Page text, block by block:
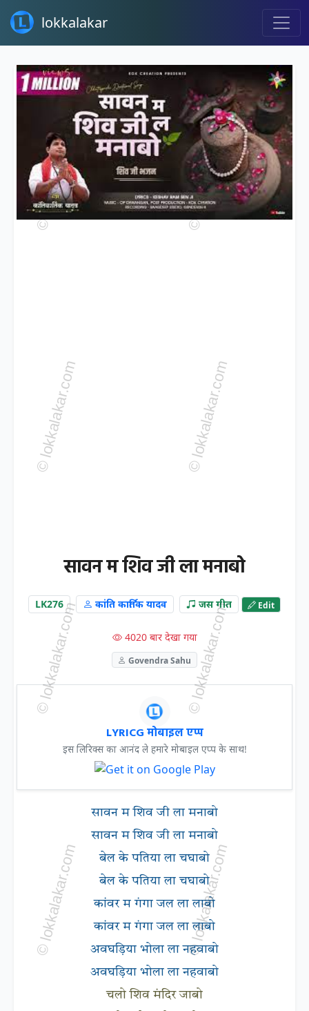
lokkalakar
सावन म शिव जी ला मनाबो
LK276 कांति कार्तिक यादव जस गीत Edit
4020 बार देखा गया
Govendra Sahu
LYRICG मोबाइल एप्प
इस लिरिक्स का आनंद ले हमारे मोबाइल एप्प के साथ!
सावन म शिव जी ला मनाबो
सावन म शिव जी ला मनाबो
बेल के पतिया ला चघाबो
बेल के पतिया ला चघाबो
कांवर म गंगा जल ला लाबो
कांवर म गंगा जल ला लाबो
अवघड़िया भोला ला नहवाबो
अवघड़िया भोला ला नहवाबो
चलो शिव मंदिर जाबो